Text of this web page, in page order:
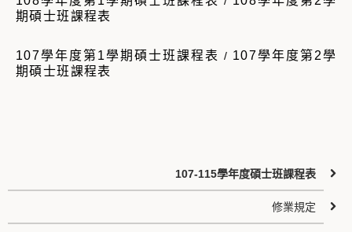
期碩士班課程表
107學年度第1學期碩士班課程表 / 107學年度第2學
期碩士班課程表
107-115學年度碩士班課程表
修業規定